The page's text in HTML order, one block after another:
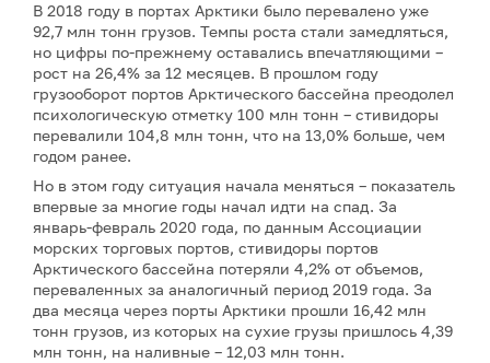
В 2018 году в портах Арктики было перевалено уже
92,7 млн тонн грузов. Темпы роста стали замедляться,
но цифры по-прежнему оставались впечатляющими –
рост на 26,4% за 12 месяцев. В прошлом году
грузооборот портов Арктического бассейна преодолел
психологическую отметку 100 млн тонн – стивидоры
перевалили 104,8 млн тонн, что на 13,0% больше, чем
годом ранее.
Но в этом году ситуация начала меняться – показатель
впервые за многие годы начал идти на спад. За
январь-февраль 2020 года, по данным Ассоциации
морских торговых портов, стивидоры портов
Арктического бассейна потеряли 4,2% от объемов,
переваленных за аналогичный период 2019 года. За
два месяца через порты Арктики прошли 16,42 млн
тонн грузов, из которых на сухие грузы пришлось 4,39
млн тонн, на наливные – 12,03 млн тонн.